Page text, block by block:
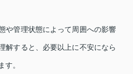
や管理状態によって周囲への影響
解すると、必要以上に不安になら
す。